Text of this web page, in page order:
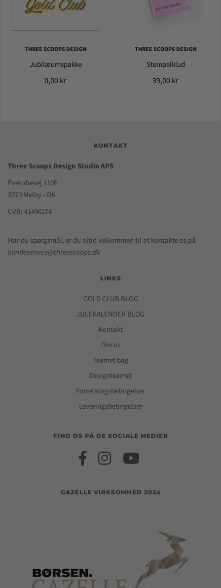
THREE SCOOPS DESIGN
Jubilæumspakke
0,00 kr
THREE SCOOPS DESIGN
Stempelklud
39,00 kr
KONTAKT
Three Scoops Design Studio APS
Evetoftevej 110E
3370 Melby - DK
CVR: 41496274
Har du spørgsmål, er du altid velkommen til at kontakte os på
kundeservice@threescoops.dk
LINKS
GOLD CLUB BLOG
JULEKALENDER BLOG
Kontakt
Om os
Teamet bag
Designteamet
Forretningsbetingelser
Leveringsbetingelser
FIND OS PÅ DE SOCIALE MEDIER
GAZELLE VIRKSOMHED 2024